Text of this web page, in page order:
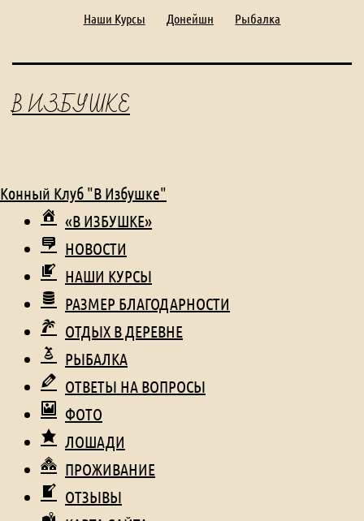
Наши Курсы Донейшн Рыбалка
В ИЗБУШКЕ
Конный Клуб "В Избушке"
«В ИЗБУШКЕ»
НОВОСТИ
НАШИ КУРСЫ
РАЗМЕР БЛАГОДАРНОСТИ
ОТДЫХ В ДЕРЕВНЕ
РЫБАЛКА
ОТВЕТЫ НА ВОПРОСЫ
ФОТО
ЛОШАДИ
ПРОЖИВАНИЕ
ОТЗЫВЫ